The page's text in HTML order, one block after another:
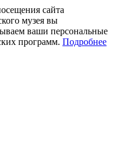
сайта
музея вы
ваши персональные
программ. Подробнее